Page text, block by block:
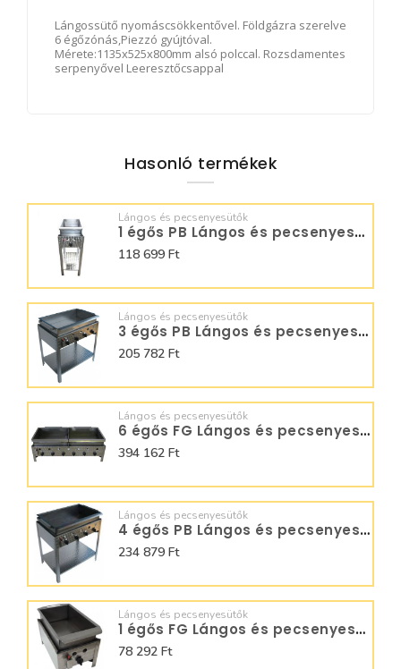
Lángossütő nyomáscsökkentővel. Földgázra szerelve
6 égőzónás,Piezzó gyújtóval.
Mérete:1135x525x800mm alsó polccal. Rozsdamentes
serpenyővel Leeresztőcsappal
Hasonló termékek
Lángos és pecsenyesütők
1 égős PB Lángos és pecsenyesütő - BGS-1 LRM
118 699 Ft
Lángos és pecsenyesütők
3 égős PB Lángos és pecsenyesütő - BGS-3 LRMO
205 782 Ft
Lángos és pecsenyesütők
6 égős FG Lángos és pecsenyesütő - BGT-6.1 LO
394 162 Ft
Lángos és pecsenyesütők
4 égős PB Lángos és pecsenyesütő - BGS-4 LRM
234 879 Ft
Lángos és pecsenyesütők
1 égős FG Lángos és pecsenyesütő - BGT-1.1 L
78 292 Ft